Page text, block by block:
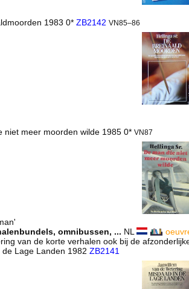
1983 0* ZB2142 VN85–86
niet meer moorden wilde 1985 0* VN87
omnibussen, ... NL
van de korte verhalen ook bij de
de Lage Landen 1982 ZB2141